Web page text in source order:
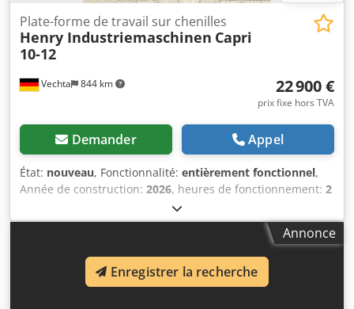
Vechta 844 km
Plate-forme de travail sur chenilles
Henry Industriemaschinen Capri
10-12
22 900 €
prix fixe hors TVA
Demander Appel
État: nouveau, Fonctionnalité: entièrement fonctionnel,
Année de construction: 2026, heures de fonctionnement: 2
, poids à vide:
transport:2 535 mm, largeur de transport:1 390 mm,
, type de carburant:
, état des pneus:100 pourcentage, état de
100 pourcentage, couleur: bleu, poids maximal
320 kg, hauteur de travail:12 000 mm
Annonce
Enregistrer la recherche